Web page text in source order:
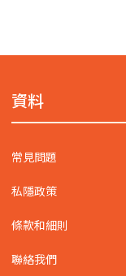
資料
常見問題
私隱政策
條款和細則
聯絡我們